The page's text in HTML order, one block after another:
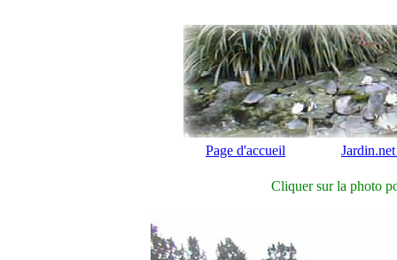
Page d'accueil
Cliquer sur la photo